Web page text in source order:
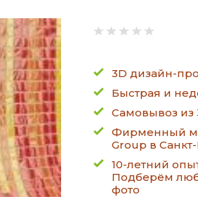
3D дизайн-
Быстрая и
Самовывоз из
Фирменный
Group в
10-летний
Подберём
фото